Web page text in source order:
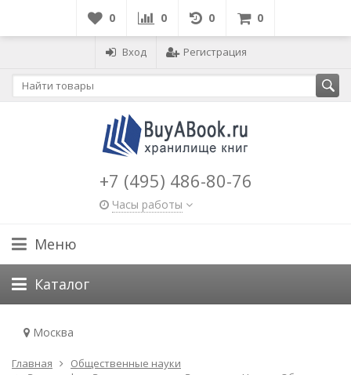
0 0 0 0
Вход Регистрация
+7 (495) 486-80-76
Часы работы
Меню
Каталог
Москва
Главная
Общественные науки